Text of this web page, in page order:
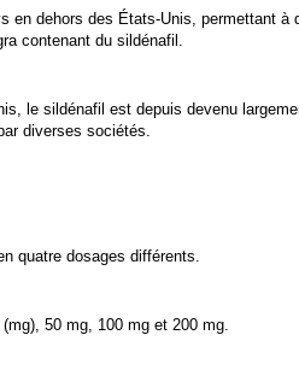
dehors des États-Unis, permettant à
contenant du sildénafil.
le sildénafil est depuis devenu
diverses sociétés.
quatre dosages différents.
50 mg, 100 mg et 200 mg.